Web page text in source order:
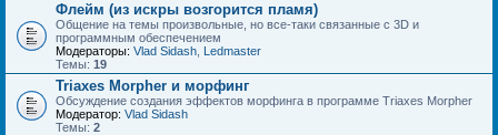
Флейм (из искры возгорится пламя)
Общение на темы произвольные, но все-таки связанные с 3D и
программным обеспечением
Модераторы: Vlad Sidash Ledmaster
Темы: 19
Triaxes Morpher и морфинг
Обсуждение создания эффектов морфинга в программе Triaxes Morpher
Модератор: Vlad Sidash
Темы: 2